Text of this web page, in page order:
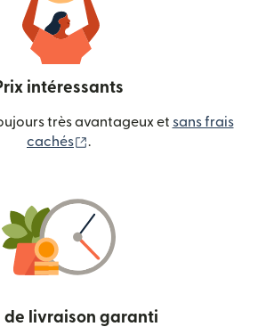
intéressants
très avantageux et sans frais
cachés
.
de livraison garanti